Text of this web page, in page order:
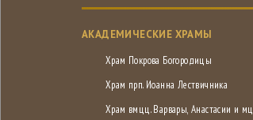
АКАДЕМИЧЕСКИЕ ХРАМЫ
Храм Покрова Богородицы
Храм прп. Иоанна Лествичника
Храм вмцц. Варвары, Анастасии и мц.